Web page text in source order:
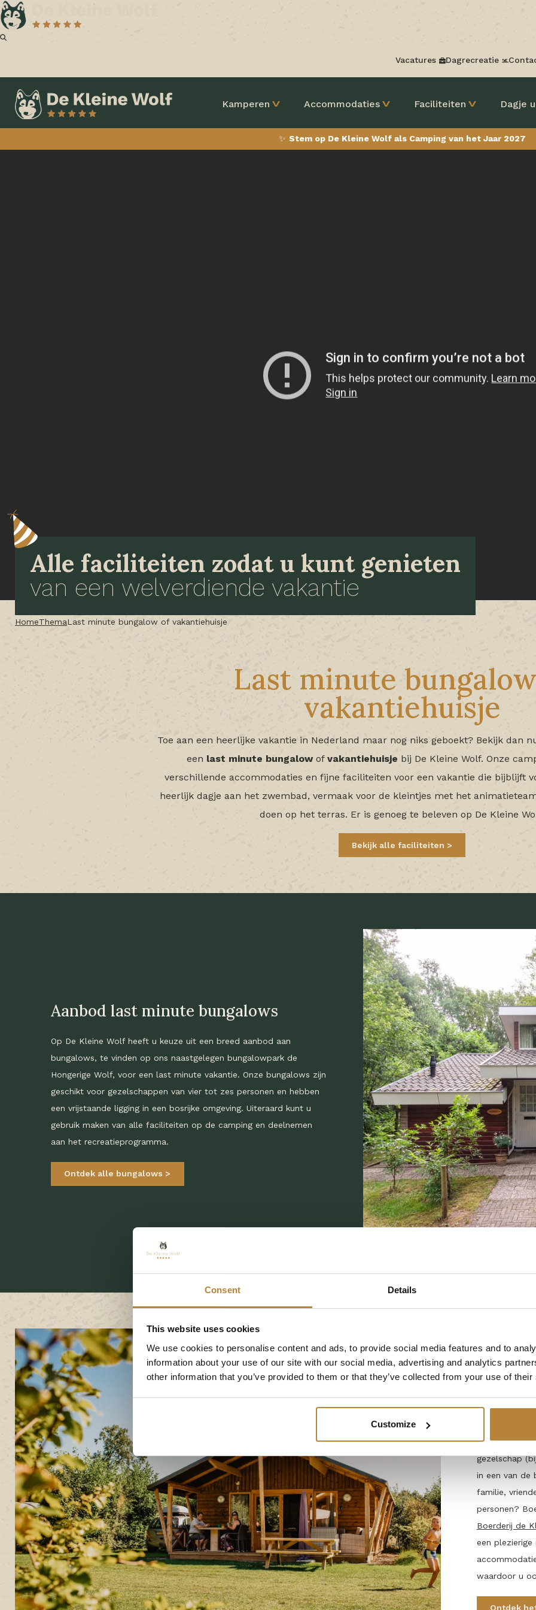
Consent Details
This website uses cookies
We use cookies to personalise content and ads, to provide social media features and to
information about your use of our site with our social media, advertising and analytics
other information that you’ve provided to them or that they’ve collected from your use of
Customize
Vacatures Dagrecreatie
Kamperen Accommodaties Faciliteiten Dagje
✨ Stem op De Kleine Wolf als Camping van het Jaar 2027
Alle faciliteiten zodat u kunt genieten
van een welverdiende vakantie
HomeThemaLast minute bungalow of vakantiehuisje
Last minute
vakantiehuisje
Toe aan een heerlijke vakantie in Nederland maar nog niks geboekt? Bekijk dan
een last minute bungalow of vakantiehuisje bij De Kleine Wolf. Onze
verschillende accommodaties en fijne faciliteiten voor een vakantie die bijblijft
heerlijk dagje aan het zwembad, vermaak voor de kleintjes met het
doen op het terras. Er is genoeg te beleven op De Kleine
Bekijk alle faciliteiten
Aanbod last minute bungalows
Op De Kleine Wolf heeft u keuze uit een breed aanbod aan
bungalows, te vinden op ons naastgelegen bungalowpark de
Hongerige Wolf, voor een last minute vakantie. Onze bungalows zijn
geschikt voor gezelschappen van vier tot zes personen en hebben
een vrijstaande ligging in een bosrijke omgeving. Uiteraard kunt u
gebruik maken van alle faciliteiten op de camping en deelnemen
aan het recreatieprogramma.
Ontdek alle bungalows
minute te
gezelschap
in een van de
familie,
personen?
Boerderij de
een
waardoor u
Ontdek